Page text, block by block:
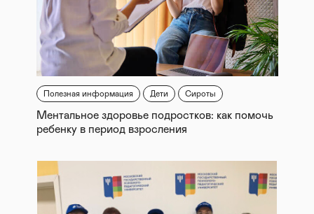
Полезная информация Дети Сироты
Ментальное здоровье подростков: как помочь
ребенку в период взросления